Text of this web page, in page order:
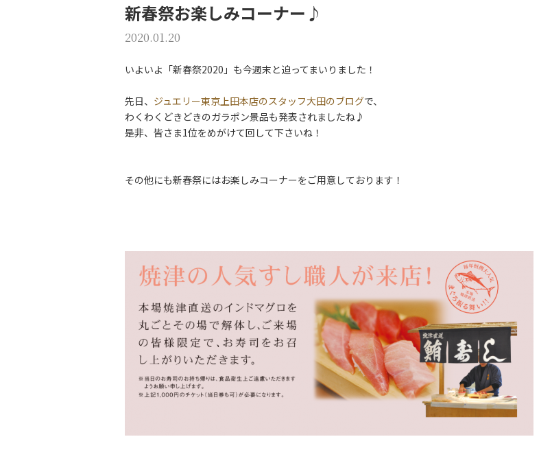
新春祭お楽しみコーナー♪
2020.01.20
いよいよ「新春祭2020」も今週末と迫ってまいりました！
先日、 ジュエリー東京上田本店のスタッフ大田のブログで、
わくわくどきどきのガラポン景品も発表されましたね♪
是非、皆さま1位をめがけて回して下さいね！
その他にも新春祭にはお楽しみコーナーをご用意しております！